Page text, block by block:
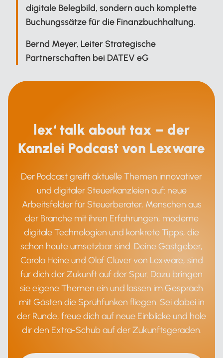
digitale Belegbild, sondern auch komplette
Buchungssätze für die Finanzbuchhaltung.
Bernd Meyer, Leiter Strategische
Partnerschaften bei DATEV eG
lex‘ talk about tax – der
Kanzlei Podcast von Lexware
Der Podcast greift aktuelle Themen innovativer
und digitaler Steuerkanzleien auf: neue
Arbeitsfelder für Steuerberater, Menschen aus
der Branche mit ihren Erfahrungen, moderne
digitale Technologien und konkrete Tipps, die
schon heute umsetzbar sind. Deine Gastgeber,
Carola Heine und Olaf Clüver von Lexware, sind
für dich der Zukunft auf der Spur. Dazu bringen
sie eigene Themen ein und lassen im Gespräch
mit Gästen die Sprühfunken fliegen. Sei dabei in
der Runde, freue dich auf neue Einblicke und hole
dir den Extra-Schub auf der Zukunftsgeraden.